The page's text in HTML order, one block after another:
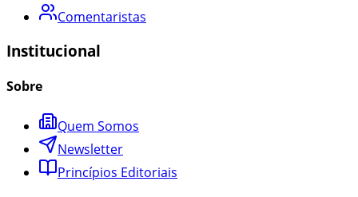
Comentaristas
Institucional
Sobre
Quem Somos
Newsletter
Princípios Editoriais